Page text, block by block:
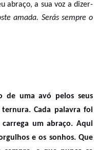
abraço, a sua voz a dizer-
amada. Serás sempre o
de uma avó pelos seus
Cada palavra foi
um abraço. Aqui
e os sonhos. Que